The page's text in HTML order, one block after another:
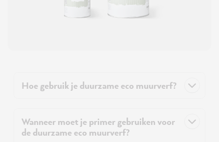
Hoe gebruik je duurzame eco muurverf?
Wanneer moet je primer gebruiken voor
de duurzame eco muurverf?